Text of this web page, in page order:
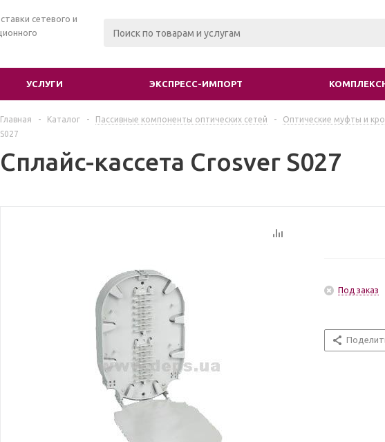
сетевого и
УСЛУГИ ЭКСПРЕСС-ИМПОРТ
Главная - Каталог - Пассивные компоненты оптических сетей - Оптические муфты и
S027
Сплайс-кассета Crosver S027
Под заказ